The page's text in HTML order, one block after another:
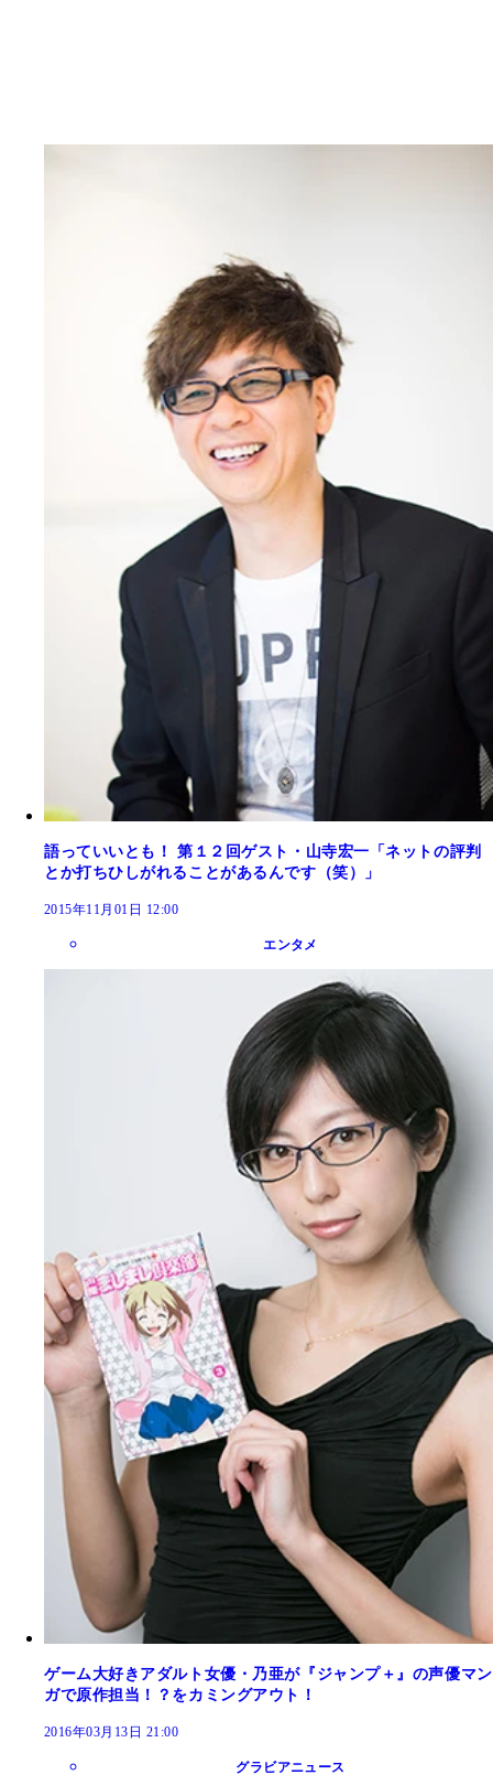
語っていいとも！ 第１２回ゲスト・山寺宏一「ネットの評判
とか打ちひしがれることがあるんです（笑）」
2015年11月01日 12:00
エンタメ
ゲーム大好きアダルト女優・乃亜が『ジャンプ＋』の声優マン
ガで原作担当！？をカミングアウト！
2016年03月13日 21:00
グラビアニュース